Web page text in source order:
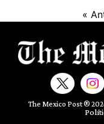
«
The Mexico Post ®